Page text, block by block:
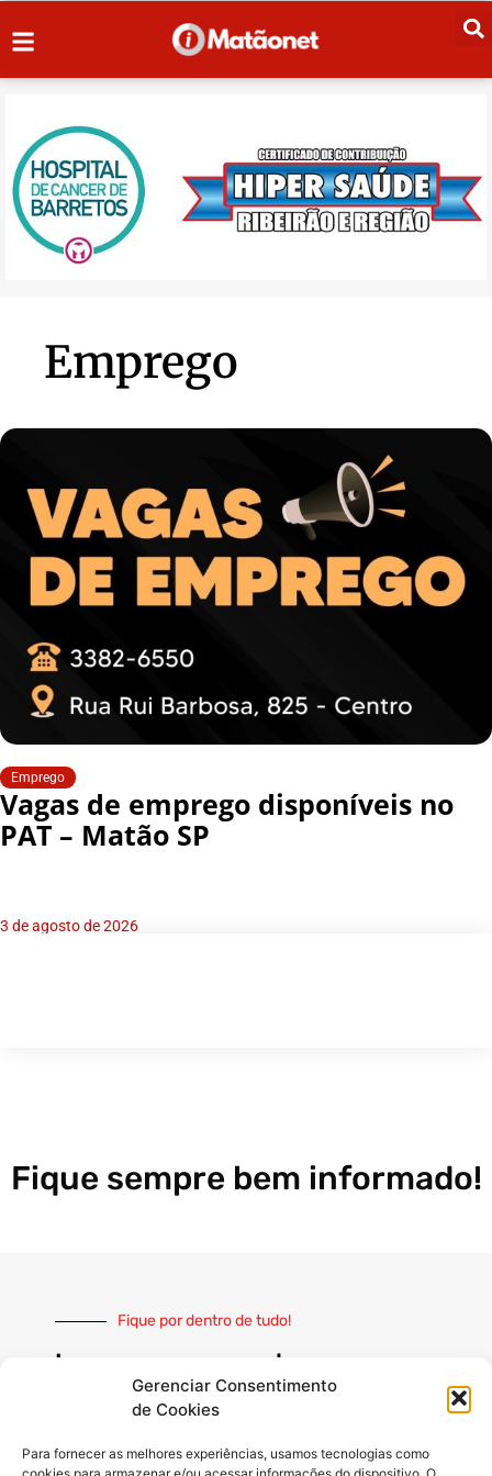
Gerenciar Consentimento
de Cookies
Para fornecer as melhores experiências, usamos tecnologias como
Emprego
Emprego
Vagas de emprego disponíveis no
PAT – Matão SP
3 de agosto de 2026
Fique sempre bem informado!
Fique por dentro de tudo!
Inscreva-se e receba nossas
notícias sempre atualizadas